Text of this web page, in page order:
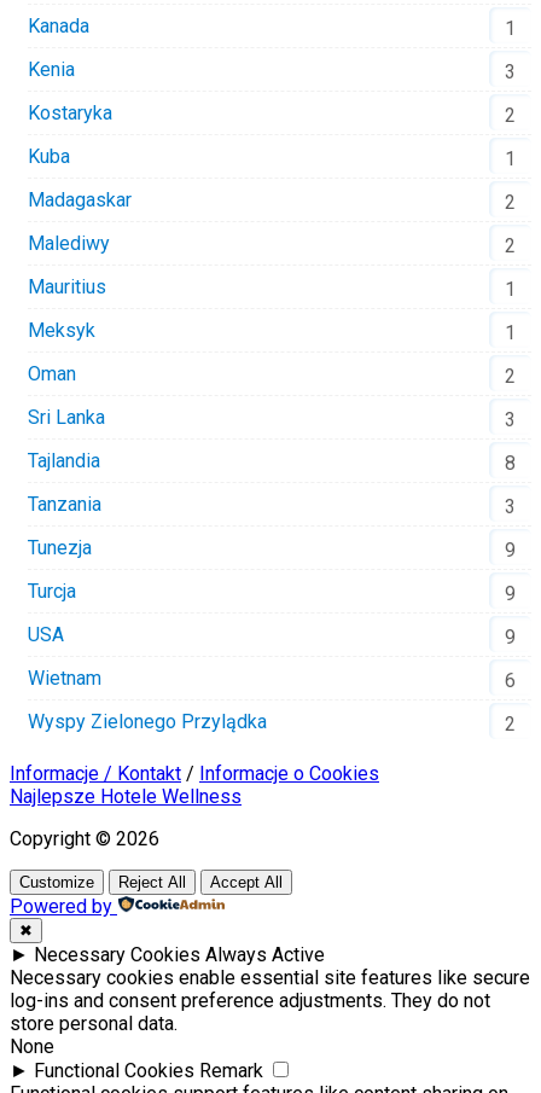
Kanada
1
Kenia
3
Kostaryka
2
Kuba
1
Madagaskar
2
Malediwy
2
Mauritius
1
Meksyk
1
Oman
2
Sri Lanka
3
Tajlandia
8
Tanzania
3
Tunezja
9
Turcja
9
USA
9
Wietnam
6
Wyspy Zielonego Przylądka
2
Informacje / Kontakt / Informacje o Cookies
Najlepsze Hotele Wellness
Copyright © 2026
Customize Reject All Accept All
Powered by
✖
► Necessary Cookies Always Active
Necessary cookies enable essential site features like secure
log-ins and consent preference adjustments. They do not
store personal data.
None
► Functional Cookies Remark